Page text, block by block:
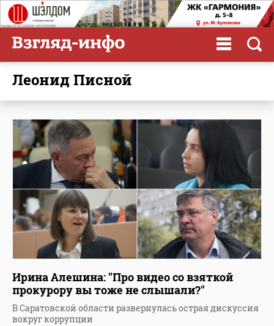
Леонид Писной
Ирина Алешина: "Про видео со взяткой
прокурору вы тоже не слышали?"
В Саратовской области развернулась острая дискуссия
вокруг коррупции